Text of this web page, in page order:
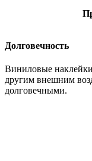
Долговечность
Виниловые
другим внешним
долговечными.